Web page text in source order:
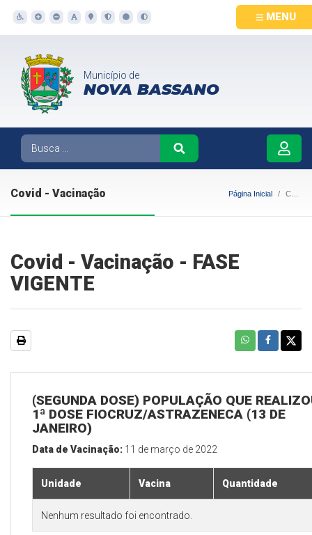
MENU
Município de
NOVA BASSANO
Covid - Vacinação Página Inicial Covid - Vacinação
Covid - Vacinação - FASE
VIGENTE
(SEGUNDA DOSE) POPULAÇÃO QUE
1ª DOSE FIOCRUZ/ASTRAZENECA (13 DE
JANEIRO)
Data de Vacinação: 11 de março de 2022
Unidade Vacina Quantidade
Nenhum resultado foi encontrado.